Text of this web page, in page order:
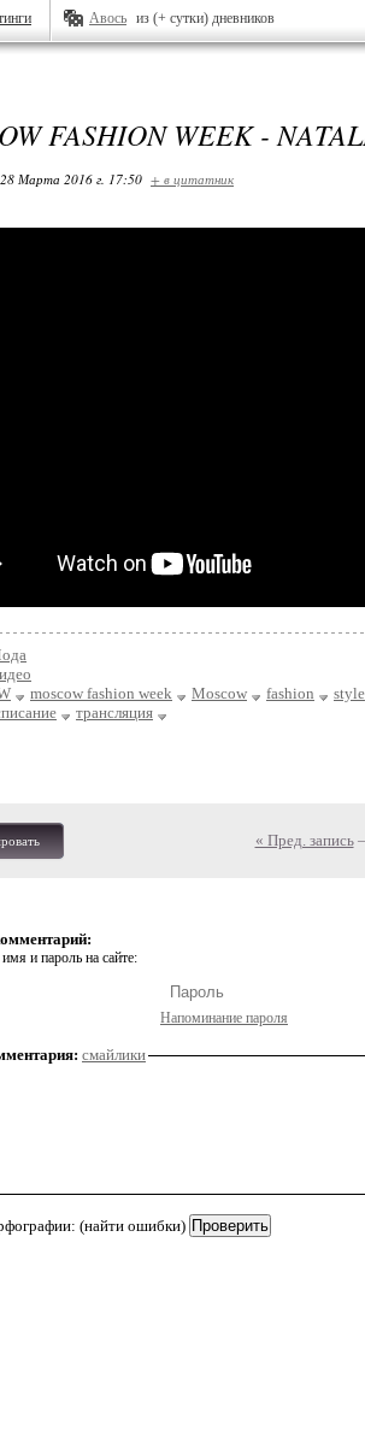
Авось из (+ сутки) дневников
FASHION WEEK -
28 Марта 2016 г. 17:50 + в цитатник
moscow fashion week Moscow fashion style
трансляция
« Пред. запись
и пароль на сайте:
Напоминание пароля
смайлики
(найти ошибки)